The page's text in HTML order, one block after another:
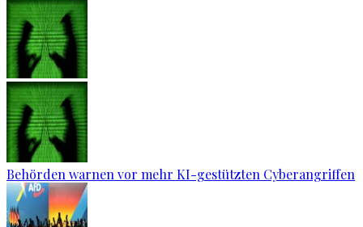
Behörden warnen vor mehr KI-gestützten Cyberangriffen